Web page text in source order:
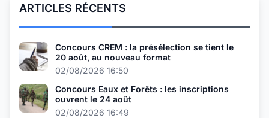
ARTICLES RÉCENTS
Concours CREM : la présélection se tient le
20 août, au nouveau format
02/08/2026 16:50
Concours Eaux et Forêts : les inscriptions
ouvrent le 24 août
02/08/2026 16:49